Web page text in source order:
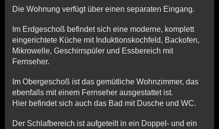
Die Wohnung verfügt über einen separaten Eingang.
Im Erdgeschoß befindet sich eine moderne, komplett
eingerichtete Küche mit Induktionskochfeld, Backofen,
Mikrowelle, Geschirrspüler und Essbereich mit
Fernseher.
Im Obergeschoß ist das gemütliche Wohnzimmer, das
ebenfalls mit einem Fernseher ausgestattet ist.
Hier befindet sich auch das Bad mit Dusche und WC.
Der Schlafbereich ist aufgeteilt in ein Doppel- und ein